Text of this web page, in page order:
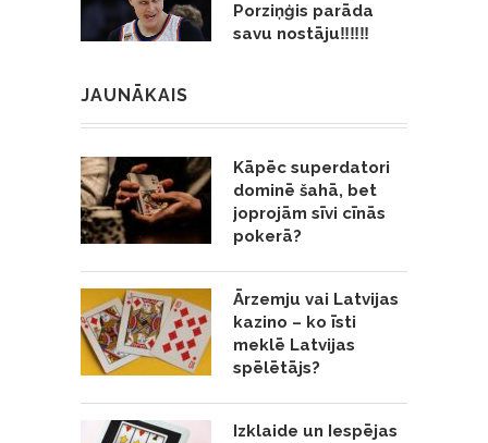
Porziņģis parāda
savu nostāju‼️‼️‼️
JAUNĀKAIS
Kāpēc superdatori
dominē šahā, bet
joprojām sīvi cīnās
pokerā?
Ārzemju vai Latvijas
kazino – ko īsti
meklē Latvijas
spēlētājs?
Izklaide un Iespējas